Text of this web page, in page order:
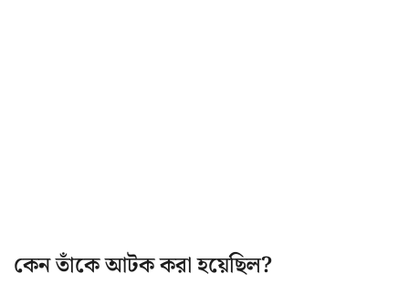
কেন তাঁকে আটক করা হয়েছিল?